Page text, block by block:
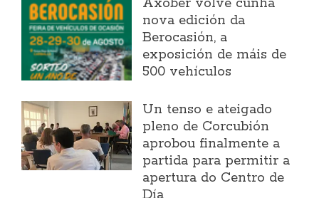
nova edición da
Berocasión, a
exposición de máis de
500 vehículos
Un tenso e ateigado
pleno de Corcubión
aprobou finalmente a
partida para permitir a
apertura do Centro de